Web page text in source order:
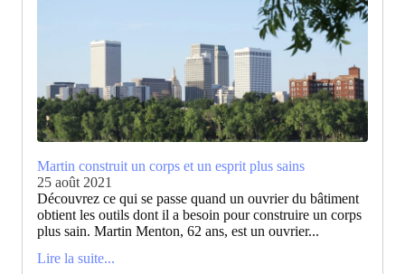
Martin construit un corps et un esprit plus sains
25 août 2021
Découvrez ce qui se passe quand un ouvrier du bâtiment
obtient les outils dont il a besoin pour construire un corps
plus sain. Martin Menton, 62 ans, est un ouvrier...
Lire la suite...